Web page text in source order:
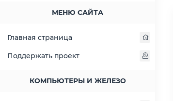
МЕНЮ САЙТА
Главная страница
Поддержать проект
КОМПЬЮТЕРЫ И ЖЕЛЕЗО